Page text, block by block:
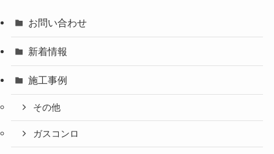
お問い合わせ
新着情報
施工事例
その他
ガスコンロ